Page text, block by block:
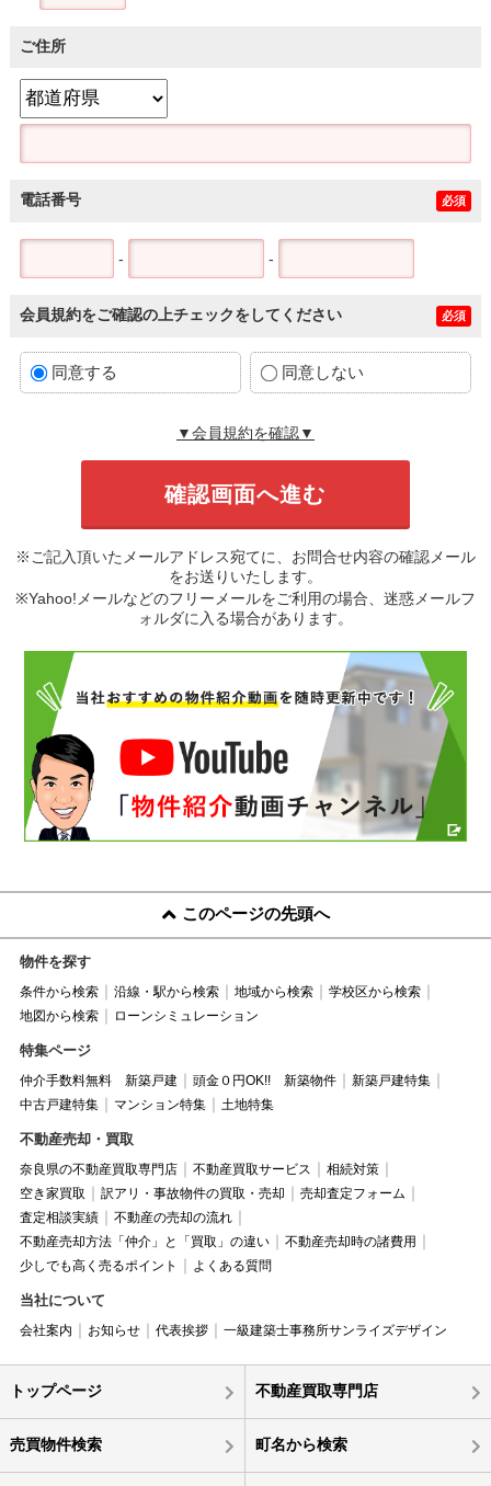
ご住所
電話番号 必須
- -
会員規約をご確認の上チェックをしてください 必須
同意する 同意しない
▼会員規約を確認▼
※ご記入頂いたメールアドレス宛てに、お問合せ内容の確認メール
をお送りいたします。
※Yahoo!メールなどのフリーメールをご利用の場合、迷惑メールフ
ォルダに入る場合があります。
このページの先頭へ
物件を探す
条件から検索 沿線・駅から検索 地域から検索
学校区から検索
地図から検索
ローンシミュレーション
特集ページ
仲介手数料無料 新築戸建 頭金０円OK!! 新築物件
新築戸建特集
中古戸建特集
マンション特集 土地特集
不動産売却・買取
奈良県の不動産買取専門店 不動産買取サービス
相続対策
空き家買取
訳アリ・事故物件の買取・売却
売却査定フォーム
査定相談実績
不動産の売却の流れ
不動産売却方法「仲介」と「買取」の違い
不動産売却時の諸費用
少しでも高く売るポイント
よくある質問
当社について
会社案内 お知らせ 代表挨拶 一級建築士事務所サンライズデザイン
トップページ 不動産買取専門店
売買物件検索 町名から検索